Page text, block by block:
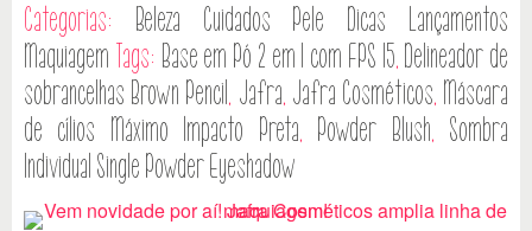
Categorias: Beleza Cuidados Pele Dicas
Lançamentos
Maquiagem Tags: Base em Pó 2 em 1 com FPS 15, Delineador de
sobrancelhas Brown Pencil, Jafra, Jafra Cosméticos, Máscara
de cílios Máximo Impacto Preta, Powder Blush, Sombra
Individual Single Powder Eyeshadow